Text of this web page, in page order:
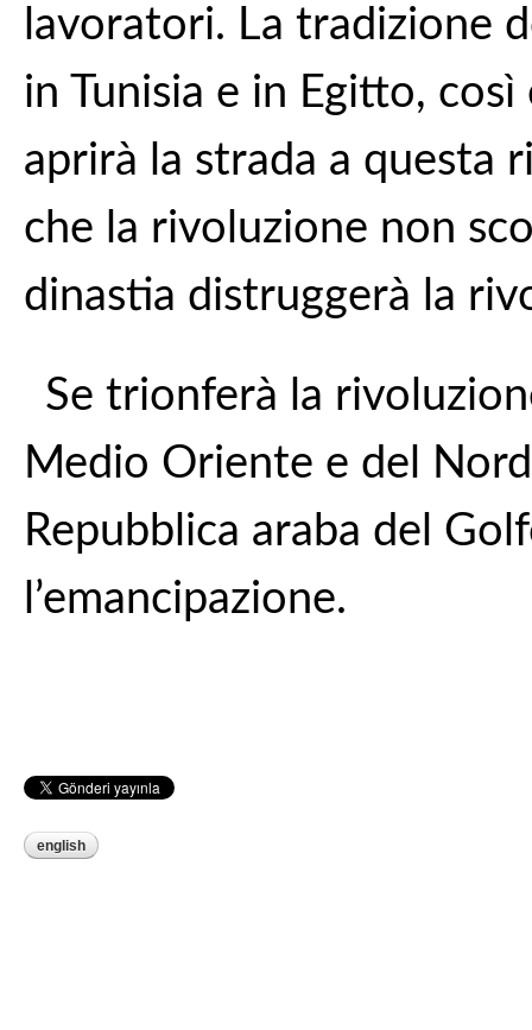
lavoratori. La tradizione
in Tunisia e in Egitto,
aprirà la strada a questa
che la rivoluzione non
dinastia distruggerà la
Se trionferà la
Medio Oriente e del
Repubblica araba del
l’emancipazione.
english